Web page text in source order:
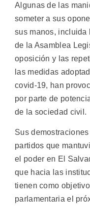
Algunas de las
someter a sus
sus manos, incluida
de la Asamblea
oposición y las
las medidas
covid-19, han
por parte de
de la sociedad civil.
Sus
partidos que
el poder en El
que hacia las
tienen como
parlamentaria el